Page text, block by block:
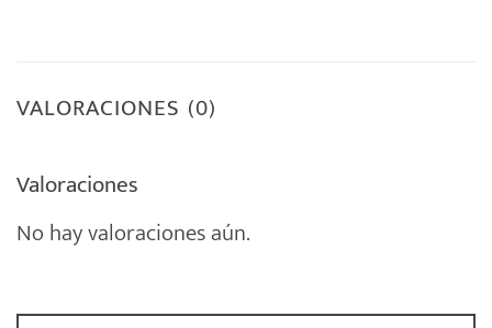
VALORACIONES (0)
Valoraciones
No hay valoraciones aún.